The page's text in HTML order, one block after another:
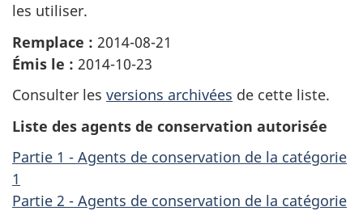
les utiliser.
Remplace : 2014-08-21
Émis le : 2014-10-23
Consulter les versions archivées de cette liste.
Liste des agents de conservation autorisée
Partie 1 - Agents de conservation de la catégorie
1
Partie 2 - Agents de conservation de la catégorie